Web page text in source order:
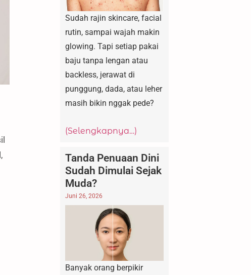
Sudah rajin skincare, facial
rutin, sampai wajah makin
glowing. Tapi setiap pakai
baju tanpa lengan atau
backless, jerawat di
punggung, dada, atau leher
masih bikin nggak pede?
(Selengkapnya…)
Tanda Penuaan Dini
Sudah Dimulai Sejak
Muda?
Juni 26, 2026
Banyak orang berpikir